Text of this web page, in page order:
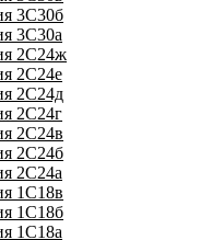
3С30б
3С30а
2С24ж
2С24е
2С24д
2С24г
2С24в
2С24б
2С24а
1С18в
1С18б
1С18а